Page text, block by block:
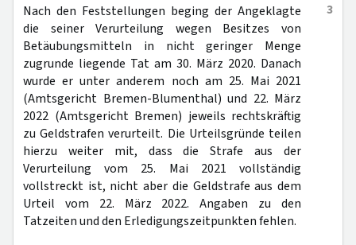
3
Nach den Feststellungen beging der Angeklagte
die seiner Verurteilung wegen Besitzes von
Betäubungsmitteln in nicht geringer Menge
zugrunde liegende Tat am 30. März 2020. Danach
wurde er unter anderem noch am 25. Mai 2021
(Amtsgericht Bremen-Blumenthal) und 22. März
2022 (Amtsgericht Bremen) jeweils rechtskräftig
zu Geldstrafen verurteilt. Die Urteilsgründe teilen
hierzu weiter mit, dass die Strafe aus der
Verurteilung vom 25. Mai 2021 vollständig
vollstreckt ist, nicht aber die Geldstrafe aus dem
Urteil vom 22. März 2022. Angaben zu den
Tatzeiten und den Erledigungszeitpunkten fehlen.